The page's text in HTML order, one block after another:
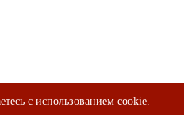
с использованием cookie.